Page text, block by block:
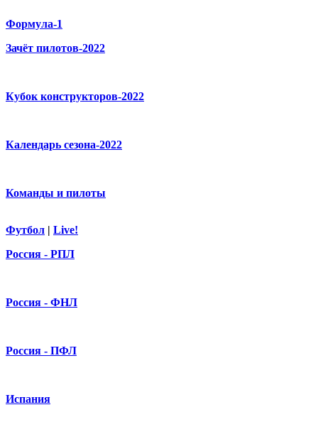
Формула-1
Зачёт пилотов-2022
Кубок конструкторов-2022
Календарь сезона-2022
Команды и пилоты
Футбол | Live!
Россия - РПЛ
Россия - ФНЛ
Россия - ПФЛ
Испания